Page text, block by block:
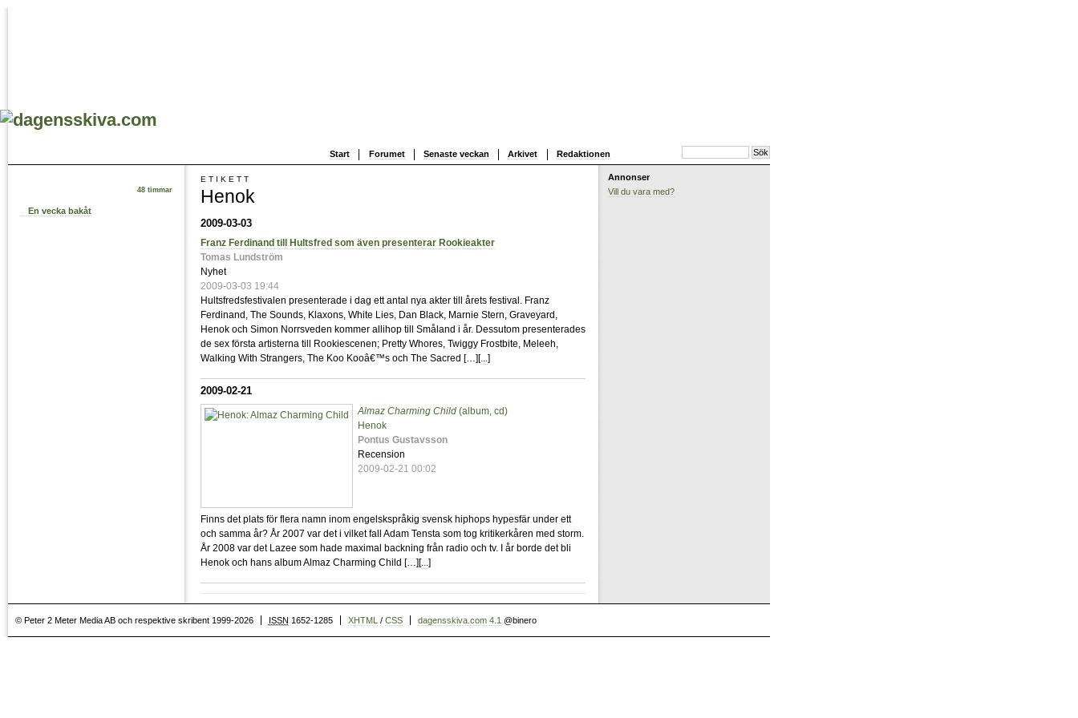
Start Forumet Senaste veckan Arkivet Redaktionen
48 timmar
En vecka bakåt
ETIKETT
Henok
2009-03-03
Franz Ferdinand till Hultsfred som även presenterar Rookieakter
Tomas Lundström
Nyhet
2009-03-03 19:44
Hultsfredsfestivalen presenterade i dag ett antal nya akter till årets festival. Franz
Ferdinand, The Sounds, Klaxons, White Lies, Dan Black, Marnie Stern, Graveyard,
Henok och Simon Norrsveden kommer allihop till Småland i år. Dessutom presenterades
de sex första artisterna till Rookiescenen; Pretty Whores, Twiggy Frostbite, Meleeh,
Walking With Strangers, The Koo Kooâ€™s och The Sacred […][...]
2009-02-21
Almaz Charming Child (album, cd)
Henok
Pontus Gustavsson
Recension
2009-02-21 00:02
Finns det plats för flera namn inom engelskspråkig svensk hiphops hypesfär under ett
och samma år? År 2007 var det i vilket fall Adam Tensta som tog kritikerkåren med storm.
År 2008 var det Lazee som hade maximal backning från radio och tv. I år borde det bli
Henok och hans album Almaz Charming Child […][...]
Annonser
Vill du vara med?
© Peter 2 Meter Media AB och respektive skribent 1999-2026 ISSN 1652-1285 XHTML / CSS dagensskiva.com 4.1 @binero